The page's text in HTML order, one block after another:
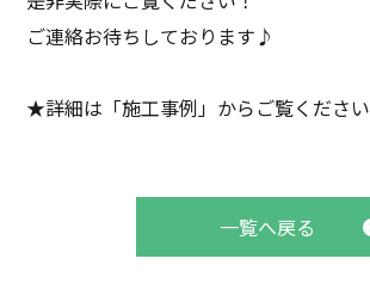
ご連絡お待ちしております♪
★詳細は「施工事例」からご覧ください
一覧へ戻る